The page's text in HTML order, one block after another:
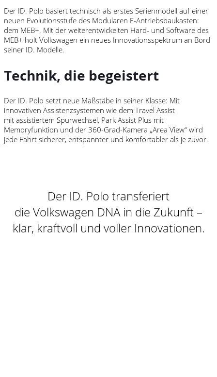
Der ID. Polo basiert technisch als erstes Serienmodell auf einer
neuen Evolutionsstufe des Modularen E-Antriebsbaukasten:
dem MEB+. Mit der weiterentwickelten Hard- und Software des
MEB+ holt Volkswagen ein neues Innovationsspektrum an Bord
seiner ID. Modelle.
Technik, die begeistert
Der ID. Polo setzt neue Maßstäbe in seiner Klasse: Mit
innovativen Assistenzsystemen wie dem Travel Assist
mit assistiertem Spurwechsel, Park Assist Plus mit
Memoryfunktion und der 360-Grad-Kamera „Area View“ wird
jede Fahrt sicherer, entspannter und komfortabler als je zuvor.
Der ID. Polo transferiert
die Volkswagen DNA in die Zukunft –
klar, kraftvoll und voller Innovationen.